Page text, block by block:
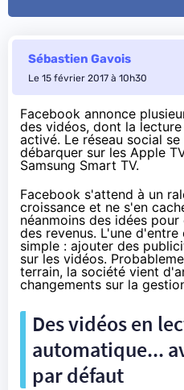
Sébastien Gavois
Le 15 février 2017 à 10h30
Facebook annonce
des vidéos, dont la
activé. Le réseau social
débarquer sur les Apple
Samsung Smart TV.
Facebook s'attend à un
croissance et ne s'en
néanmoins des idées
des revenus. L'une d'entre
simple : ajouter des
sur les vidéos.
terrain, la société vient
changements sur la
Des vidéos en
automatique...
par défaut